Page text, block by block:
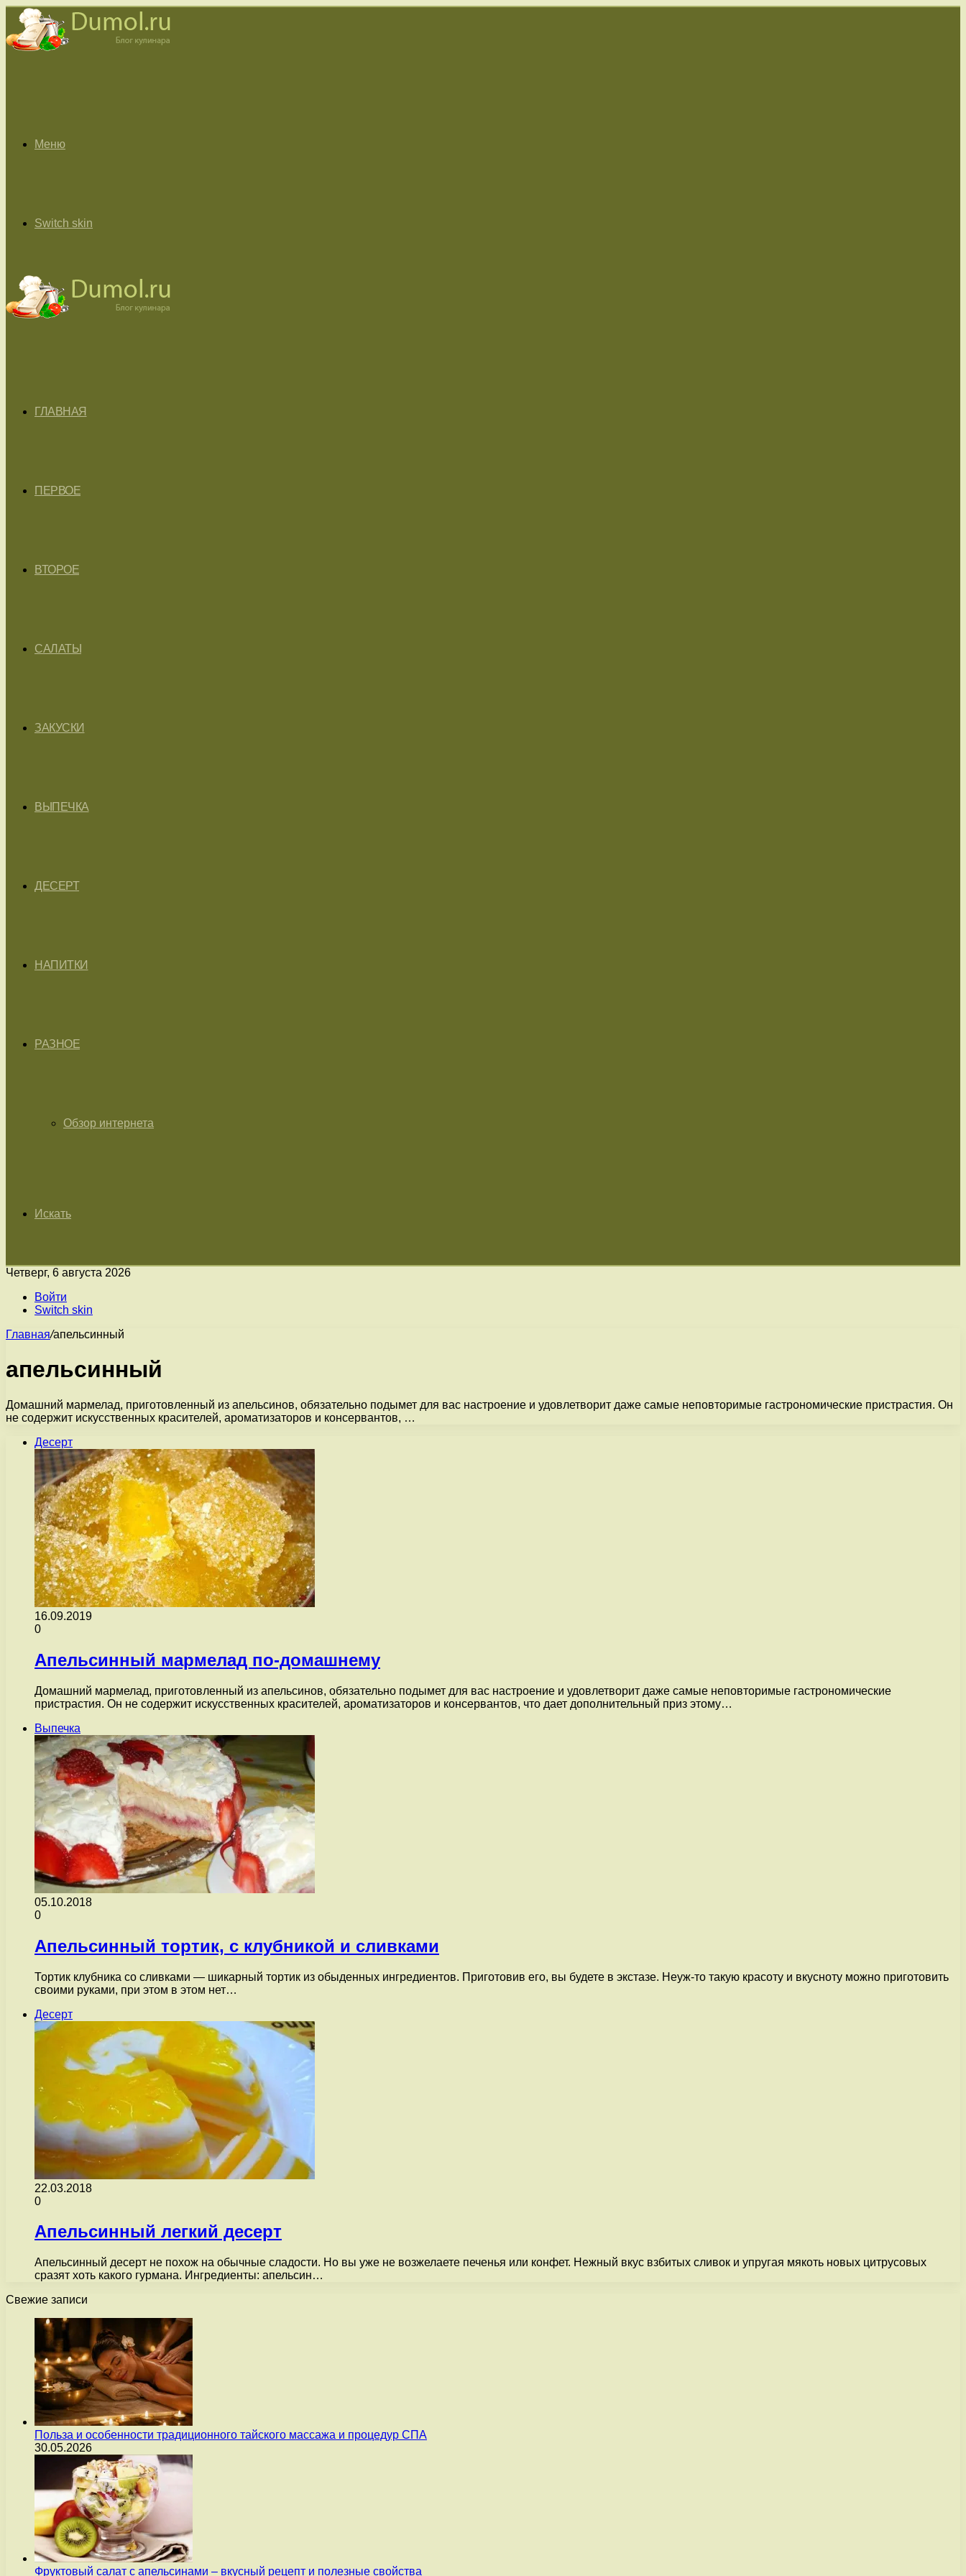
Меню
Switch skin
ГЛАВНАЯ
ПЕРВОЕ
ВТОРОЕ
САЛАТЫ
ЗАКУСКИ
ВЫПЕЧКА
ДЕСЕРТ
НАПИТКИ
РАЗНОЕ
Обзор интернета
Искать
Четверг, 6 августа 2026
Войти
Switch skin
Главная/апельсинный
апельсинный
Домашний мармелад, приготовленный из апельсинов, обязательно подымет для вас настроение и удовлетворит даже самые неповторимые гастрономические пристрастия. Он
не содержит искусственных красителей, ароматизаторов и консервантов, …
Десерт
16.09.2019
0
Апельсинный мармелад по-домашнему
Домашний мармелад, приготовленный из апельсинов, обязательно подымет для вас настроение и удовлетворит даже самые неповторимые гастрономические
пристрастия. Он не содержит искусственных красителей, ароматизаторов и консервантов, что дает дополнительный приз этому…
Выпечка
05.10.2018
0
Апельсинный тортик, с клубникой и сливками
Тортик клубника со сливками — шикарный тортик из обыденных ингредиентов. Приготовив его, вы будете в экстазе. Неуж-то такую красоту и вкусноту можно приготовить
своими руками, при этом в этом нет…
Десерт
22.03.2018
0
Апельсинный легкий десерт
Апельсинный десерт не похож на обычные сладости. Но вы уже не возжелаете печенья или конфет. Нежный вкус взбитых сливок и упругая мякоть новых цитрусовых
сразят хоть какого гурмана. Ингредиенты: апельсин…
Свежие записи
Польза и особенности традиционного тайского массажа и процедур СПА
30.05.2026
Фруктовый салат с апельсинами – вкусный рецепт и полезные свойства